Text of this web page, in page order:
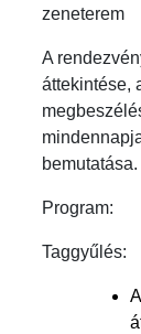
zeneterem
A
áttekintése,
bemutatása.
Program:
Taggyűlés: